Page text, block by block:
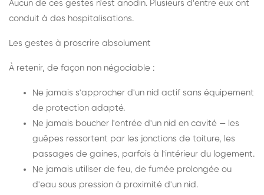
Aucun de ces gestes n'est anodin. Plusieurs d'entre eux ont
conduit à des hospitalisations.
Les gestes à proscrire absolument
À retenir, de façon non négociable :
Ne jamais s'approcher d'un nid actif sans équipement
de protection adapté.
Ne jamais boucher l'entrée d'un nid en cavité — les
guêpes ressortent par les jonctions de toiture, les
passages de gaines, parfois à l'intérieur du logement.
Ne jamais utiliser de feu, de fumée prolongée ou
d'eau sous pression à proximité d'un nid.